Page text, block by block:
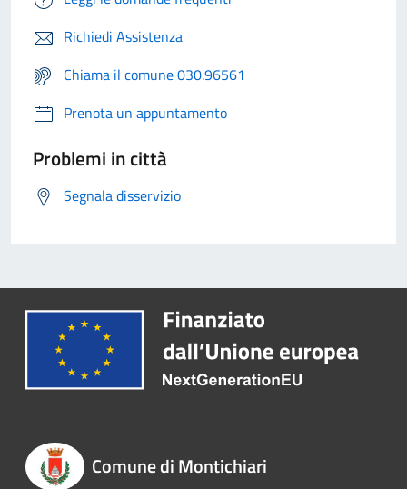
Richiedi Assistenza
Chiama il comune 030.96561
Prenota un appuntamento
Problemi in città
Segnala disservizio
Comune di Montichiari